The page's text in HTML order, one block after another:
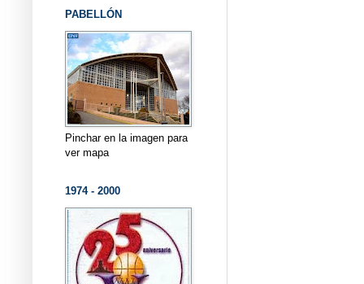
PABELLÓN
Pinchar en la imagen para
ver mapa
1974 - 2000